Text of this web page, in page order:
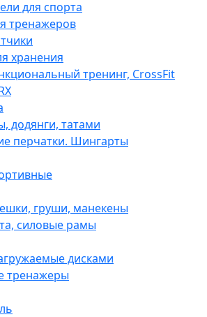
для спорта
тренажеров
хранения
тренинг, CrossFit
додянги, татами
перчатки. Шингарты
груши, манекены
силовые рамы
дисками
тренажеры